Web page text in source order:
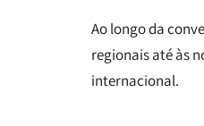
Ao longo da
regionais até às
internacional.